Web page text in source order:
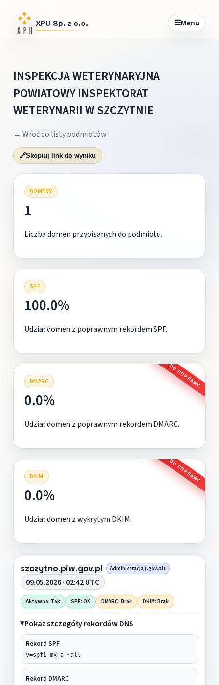
XPU Sp. z o.o. ☰Menu
INSPEKCJA WETERYNARYJNA
POWIATOWY INSPEKTORAT
WETERYNARII W SZCZYTNIE
← Wróć do listy podmiotów
🔗Skopiuj link do wyniku
DOMENY
1
Liczba domen przypisanych do podmiotu.
SPF
100.0%
Udział domen z poprawnym rekordem SPF.
DMARC DO POPRAWY
0.0%
Udział domen z poprawnym rekordem DMARC.
DKIM DO POPRAWY
0.0%
Udział domen z wykrytym DKIM.
szczytno.piw.gov.pl Administracja (.gov.pl)
09.05.2026 · 02:42 UTC
Aktywna: Tak SPF: OK DMARC: Brak DKIM: Brak
Pokaż szczegóły rekordów DNS
Rekord SPF
v=spf1 mx a ~all
Rekord DMARC